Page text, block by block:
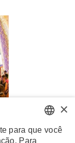
PORTUGUESE
×
para que você
Para